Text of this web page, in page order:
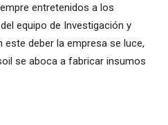
entretenidos a los
equipo de Investigación y
este deber la empresa se luce,
se aboca a fabricar insumos